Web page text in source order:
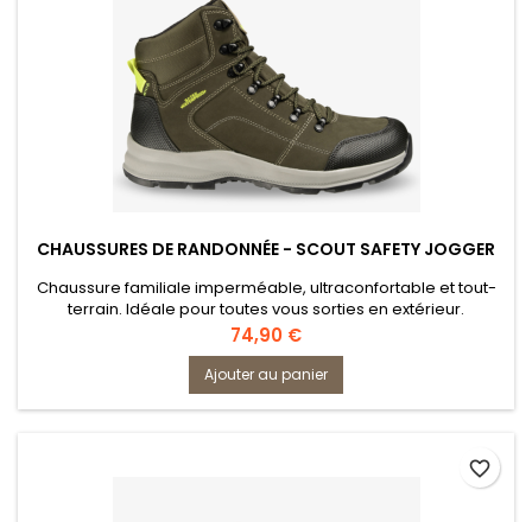
CHAUSSURES DE RANDONNÉE - SCOUT SAFETY JOGGER
Chaussure familiale imperméable, ultraconfortable et tout-
terrain. Idéale pour toutes vous sorties en extérieur.
Prix
74,90 €
Ajouter au panier
favorite_border